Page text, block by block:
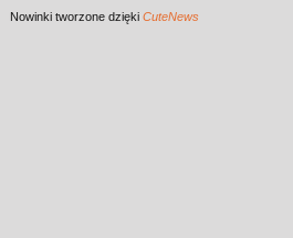
Nowinki tworzone dzięki CuteNews